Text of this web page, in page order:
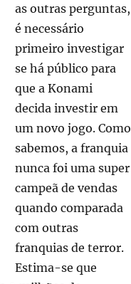
as outras perguntas,
é necessário
primeiro investigar
se há público para
que a Konami
decida investir em
um novo jogo. Como
sabemos, a franquia
nunca foi uma super
campeã de vendas
quando comparada
com outras
franquias de terror.
Estima-se que